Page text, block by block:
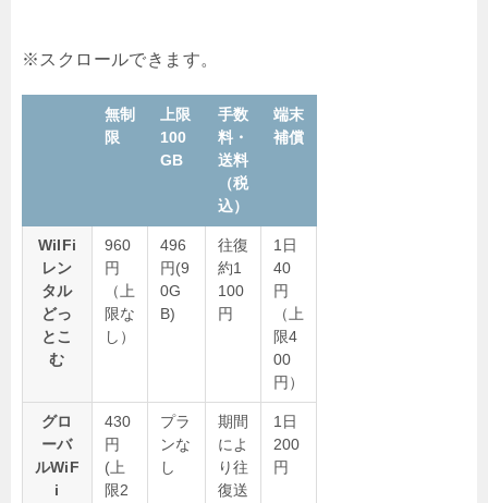
無制
限
上限
100
GB
手数
料・
送料
（税
込）
端末
補償
WiIFi
レン
タル
どっ
とこ
む
960
円
（上
限な
し）
496
円(9
0G
B)
往復
約1
100
円
1日
40
円
（上
限4
00
円）
グロ
ーバ
ルWiF
i
430
円
(上
限2
プラ
ンな
し
期間
によ
り往
復送
1日
200
円